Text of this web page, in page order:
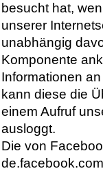
besucht hat,
unserer
unabhängig
Komponente
Informationen
kann diese die
einem Aufruf
ausloggt.
Die von